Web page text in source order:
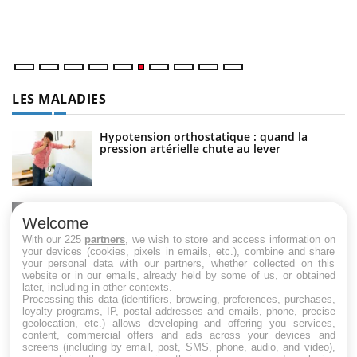
LES MALADIES
Hypotension orthostatique : quand la
pression artérielle chute au lever
Maladie de Charcot (Sclérose latérale
amyotrophique)
Welcome
With our 225 partners , we wish to store and access information on
your devices (cookies, pixels in emails, etc.), combine and share
your personal data with our partners, whether collected on this
website or in our emails, already held by some of us, or obtained
later, including in other contexts.
Processing this data (identifiers, browsing, preferences, purchases,
loyalty programs, IP, postal addresses and emails, phone, precise
geolocation, etc.) allows developing and offering you services,
content, commercial offers and ads across your devices and
screens (including by email, post, SMS, phone, audio, and video),